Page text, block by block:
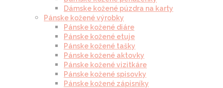
Dámske kožené púzdra na karty
Pánske kožené výrobky
Pánske kožené diáre
Pánske kožené etuje
Pánske kožené tašky
Pánske kožené aktovky
Pánske kožené vizitkáre
Pánske kožené spisovky
Pánske kožené zápisníky